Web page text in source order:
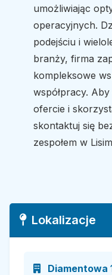
umożliwiając
operacyjnych.
podejściu i
branży, firma
kompleksowe
współpracy.
ofercie i
skontaktuj się
zespołem w
Lokalizacje
Diamentowa